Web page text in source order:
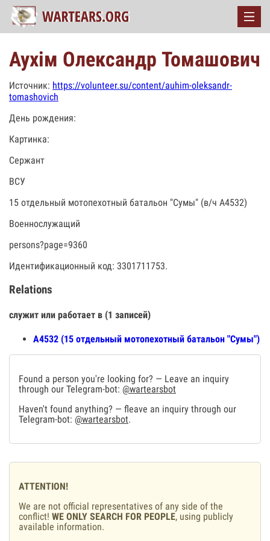
Аухім Олександр Томашович
Источник: https://volunteer.su/content/auhim-oleksandr-
tomashovich
День рождения:
Картинка:
Сержант
ВСУ
15 отдельный мотопехотный батальон "Сумы" (в/ч А4532)
Военнослужащий
persons?page=9360
Идентификационный код: 3301711753.
Relations
служит или работает в (1 записей)
А4532 (15 отдельный мотопехотный батальон "Сумы")
Found a person you're looking for? — Leave an inquiry
through our Telegram-bot: @wartearsbot
Haven't found anything? — fleave an inquiry through our
Telegram-bot: @wartearsbot.
ATTENTION!
We are not official representatives of any side of the
conflict! WE ONLY SEARCH FOR PEOPLE, using publicly
available information.